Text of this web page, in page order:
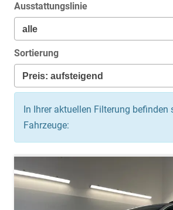
Ausstattungslinie
Sortierung
In Ihrer aktuellen Filterung befinden
Fahrzeuge: